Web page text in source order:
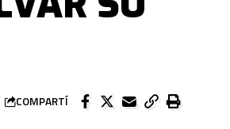
COMPARTÍ